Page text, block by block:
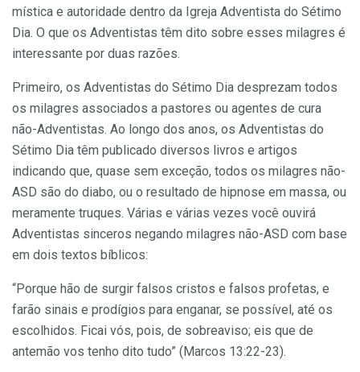
mística e autoridade dentro da Igreja Adventista do Sétimo
Dia. O que os Adventistas têm dito sobre esses milagres é
interessante por duas razões.
Primeiro, os Adventistas do Sétimo Dia desprezam todos
os milagres associados a pastores ou agentes de cura
não-Adventistas. Ao longo dos anos, os Adventistas do
Sétimo Dia têm publicado diversos livros e artigos
indicando que, quase sem exceção, todos os milagres não-
ASD são do diabo, ou o resultado de hipnose em massa, ou
meramente truques. Várias e várias vezes você ouvirá
Adventistas sinceros negando milagres não-ASD com base
em dois textos bíblicos:
“Porque hão de surgir falsos cristos e falsos profetas, e
farão sinais e prodígios para enganar, se possível, até os
escolhidos. Ficai vós, pois, de sobreaviso; eis que de
antemão vos tenho dito tudo” (Marcos 13:22-23).